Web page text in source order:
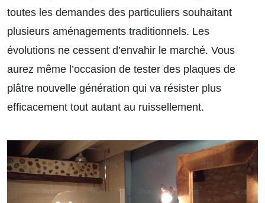
toutes les demandes des particuliers souhaitant
plusieurs aménagements traditionnels. Les
évolutions ne cessent d’envahir le marché. Vous
aurez même l’occasion de tester des plaques de
plâtre nouvelle génération qui va résister plus
efficacement tout autant au ruissellement.